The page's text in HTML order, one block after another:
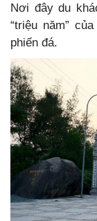
Nơi đâydu
“triệu năm”
phiến đá.